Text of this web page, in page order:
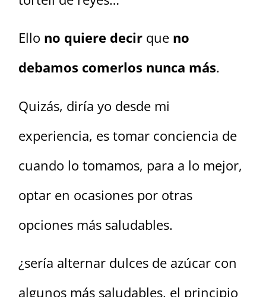
Ello no quiere decir que no
debamos comerlos nunca más.
Quizás, diría yo desde mi
experiencia, es tomar conciencia de
cuando lo tomamos, para a lo mejor,
optar en ocasiones por otras
opciones más saludables.
¿sería alternar dulces de azúcar con
algunos más saludables, el principio